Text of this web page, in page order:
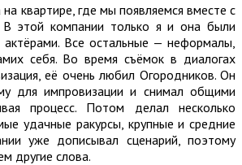
квартире, где мы появляемся вместе с
В этой компании только я и она были
Все остальные — неформалы,
себя. Во время съёмок в диалогах
её очень любил Огородников. Он
для импровизации и снимал общими
процесс. Потом делал несколько
удачные ракурсы, крупные и средние
уже дописывал сценарий, поэтому
другие слова.